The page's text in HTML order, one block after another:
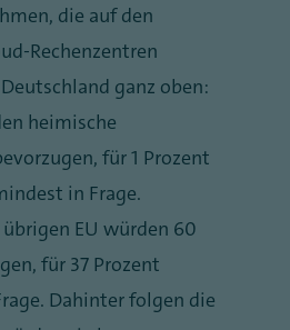
die auf den
Rechenzentren
ganz oben:
heimische
für 1 Prozent
in Frage.
EU würden 60
für 37 Prozent
Dahinter folgen die